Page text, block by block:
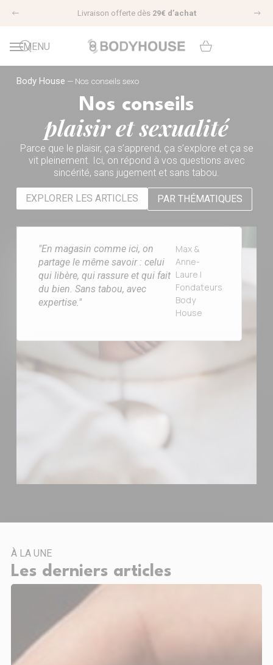
4,8/5 avis clients |VOIR LES AVIS
MENU
Nos conseils sexo
Body House — Nos conseils sexo
Nos conseils
plaisir et sexualité
Parce que le plaisir, ça s’apprend, ça s’explore et ça se
vit pleinement. Ici, on répond à vos questions avec
sincérité, sans jugement et sans tabou.
EXPLORER LES ARTICLES PAR THÉMATIQUES
"En magasin comme ici, on
partage le même savoir : celui
qui libère, qui rassure et qui fait
du bien. Sans tabou, avec
expertise."
Max &
Anne-
Laure |
Fondateurs
Body
House
À LA UNE
Les derniers articles